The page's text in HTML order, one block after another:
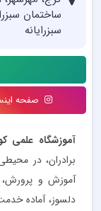
ساختمان
سبزرایانه
صفحه
آموزشگاه علمی
برادران، در
آموزش و پرورش،
دلسوز، آماده